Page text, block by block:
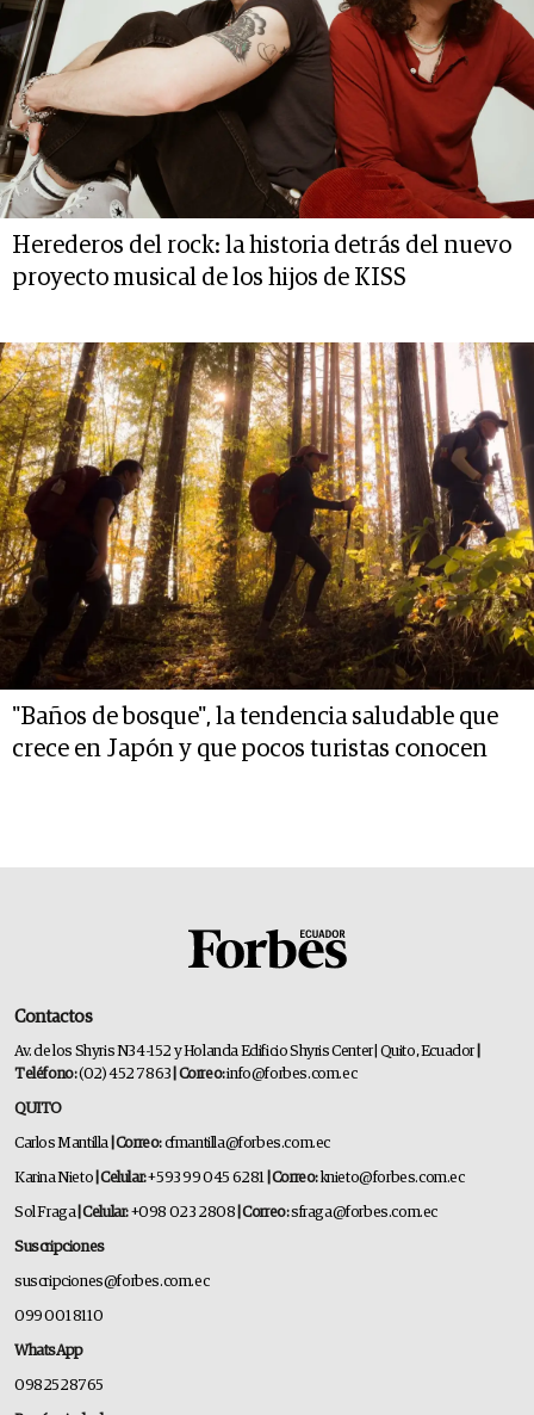
Herederos del rock: la historia detrás del nuevo
proyecto musical de los hijos de KISS
"Baños de bosque", la tendencia saludable que
crece en Japón y que pocos turistas conocen
Contactos
Av. de los Shyris N34-152 y Holanda Edificio Shyris Center | Quito, Ecuador
Teléfono:(02) 452 7863 | Correo:info@forbes.com.ec
QUITO
Carlos Mantilla | Correo:cfmantilla@forbes.com.ec
Karina Nieto | Celular:+593 99 045 6281 | Correo:knieto@forbes.com.ec
Sol Fraga| Celular:+098 023 2808 | Correo:sfraga@forbes.com.ec
Suscripciones
suscripciones@forbes.com.ec
099 001 8110
WhatsApp
0982528765